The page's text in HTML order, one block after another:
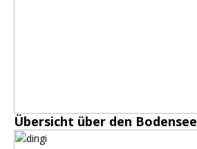
Übersicht über den Bodensee